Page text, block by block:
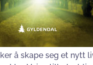
å skape seg et nytt